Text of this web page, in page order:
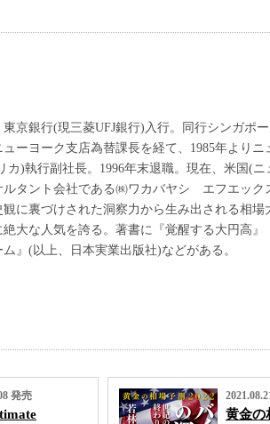
京銀行(現三菱UFJ銀行)入行。同行シンガポ
ーヨーク支店為替課長を経て、1985年よりニ
カ)執行副社長。1996年末退職。現在、米国(
ルタント会社である㈱ワカバヤシ エフエッ
に裏づけされた洞察力から生み出される相場
大な人気を誇る。著書に『覚醒する大円高』
』(以上、日本実業出版社)などがある。
発売
黄金の